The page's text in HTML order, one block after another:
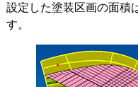
設定した塗装区画の面積
す。